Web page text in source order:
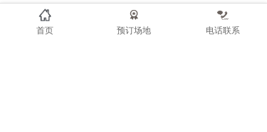
首页 预订场地 电话联系